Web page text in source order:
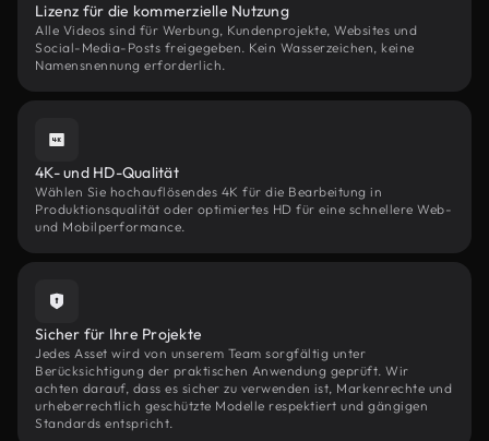
Lizenz für die kommerzielle Nutzung
Alle Videos sind für Werbung, Kundenprojekte, Websites und
Social-Media-Posts freigegeben. Kein Wasserzeichen, keine
Namensnennung erforderlich.
4K- und HD-Qualität
Wählen Sie hochauflösendes 4K für die Bearbeitung in
Produktionsqualität oder optimiertes HD für eine schnellere Web-
und Mobilperformance.
Sicher für Ihre Projekte
Jedes Asset wird von unserem Team sorgfältig unter
Berücksichtigung der praktischen Anwendung geprüft. Wir
achten darauf, dass es sicher zu verwenden ist, Markenrechte und
urheberrechtlich geschützte Modelle respektiert und gängigen
Standards entspricht.